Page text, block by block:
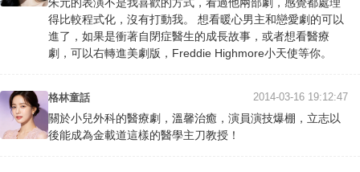
得比較程式化，沒有打動我。 想看暖心男主和戀愛劇的可以
進了，如果是衝著自閉症醫生的成長故事，或者想看醫療
劇，可以右轉進美劇版，Freddie Highmore小天使等你。
格林童話 2014-03-16 19:12:47
關於小兒外科的醫療劇，溫馨治癒，演員演技爆棚，立志以
後能成為金載道這樣的醫學主刀教授！